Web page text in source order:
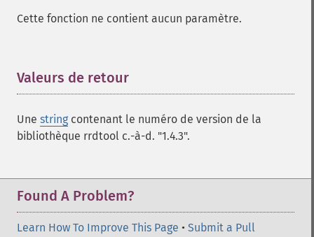
Cette fonction ne contient aucun paramètre.
Valeurs de retour
Une string contenant le numéro de version de la
bibliothèque rrdtool c.-à-d. "1.4.3".
Found A Problem?
Learn How To Improve This Page • Submit a Pull